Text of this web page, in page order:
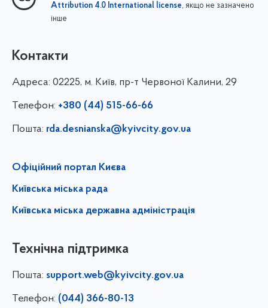
Attribution 4.0 International license, якщо не зазначено
інше
Контакти
Адреса: 02225, м. Київ, пр-т Червоної Калини, 29
Телефон: +380 (44) 515-66-66
Пошта: rda.desnianska@kyivcity.gov.ua
Офіційний портал Києва
Київська міська рада
Київська міська державна адміністрація
Технічна підтримка
Пошта: support.web@kyivcity.gov.ua
Телефон: (044) 366-80-13